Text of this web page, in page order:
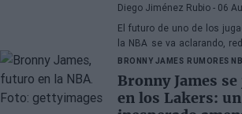
Diego Jiménez Rubio - 06
El futuro de uno de los
la NBA se va aclarando,
franquicias candidatas a
BRONNY JAMES RUMORES
Bronny James
en los Lakers: